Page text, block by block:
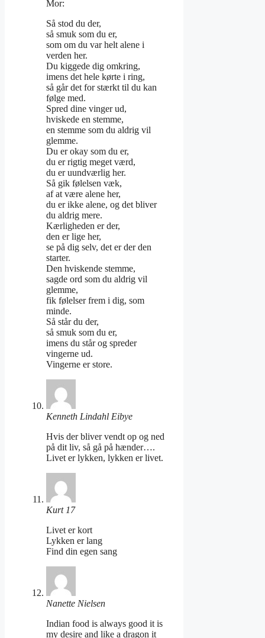
Mor:
Så stod du der,
så smuk som du er,
som om du var helt alene i
verden her.
Du kiggede dig omkring,
imens det hele kørte i ring,
så går det for stærkt til du kan
følge med.
Spred dine vinger ud,
hviskede en stemme,
en stemme som du aldrig vil
glemme.
Du er okay som du er,
du er rigtig meget værd,
du er uundværlig her.
Så gik følelsen væk,
af at være alene her,
du er ikke alene, og det bliver
du aldrig mere.
Kærligheden er der,
den er lige her,
se på dig selv, det er der den
starter.
Den hviskende stemme,
sagde ord som du aldrig vil
glemme,
fik følelser frem i dig, som
minde.
Så står du der,
så smuk som du er,
imens du står og spreder
vingerne ud.
Vingerne er store.
Kenneth Lindahl Eibye
Hvis der bliver vendt op og ned
på dit liv, så gå på hænder….
Livet er lykken, lykken er livet.
Kurt 17
Livet er kort
Lykken er lang
Find din egen sang
Nanette Nielsen
Indian food is always good it is
my desire and like a dragon it